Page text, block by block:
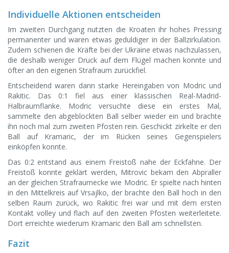
Individuelle Aktionen entscheiden
Im zweiten Durchgang nutzten die Kroaten ihr hohes Pressing
permanenter und waren etwas geduldiger in der Ballzirkulation.
Zudem schienen die Kräfte bei der Ukraine etwas nachzulassen,
die deshalb weniger Druck auf dem Flügel machen konnte und
öfter an den eigenen Strafraum zurückfiel.
Entscheidend waren dann starke Hereingaben von Modric und
Rakitic. Das 0:1 fiel aus einer klassischen Real-Madrid-
Halbraumflanke. Modric versuchte diese ein erstes Mal,
sammelte den abgeblockten Ball selber wieder ein und brachte
ihn noch mal zum zweiten Pfosten rein. Geschickt zirkelte er den
Ball auf Kramaric, der im Rücken seines Gegenspielers
einköpfen konnte.
Das 0:2 entstand aus einem Freistoß nahe der Eckfahne. Der
Freistoß konnte geklärt werden, Mitrovic bekam den Abpraller
an der gleichen Strafraumecke wie Modric. Er spielte nach hinten
in den Mittelkreis auf Vrsajlko, der brachte den Ball hoch in den
selben Raum zurück, wo Rakitic frei war und mit dem ersten
Kontakt volley und flach auf den zweiten Pfosten weiterleitete.
Dort erreichte wiederum Kramaric den Ball am schnellsten.
Fazit